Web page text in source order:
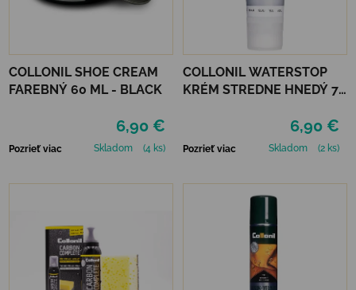
COLLONIL SHOE CREAM
FAREBNÝ 60 ML - BLACK
6,90 €
Pozrieť viac Skladom (4 ks)
COLLONIL WATERSTOP
KRÉM STREDNE HNEDÝ 75
6,90 €
Pozrieť viac Skladom (2 ks)